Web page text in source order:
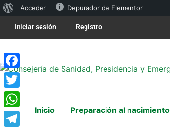
Acceder Depurador de Elementor
Iniciar sesión Registro
Inicio Preparación al nacimiento
Facebook
Twitter
WhatsApp